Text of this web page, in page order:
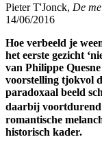
Pieter T'Jonck, De
14/06/2016
Hoe verbeeld je
het eerste gezicht
van Philippe
voorstelling tjokvol
paradoxaal beeld
daarbij voortdurend
romantische
historisch kader.